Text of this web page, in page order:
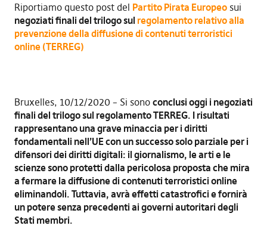
Riportiamo questo post del Partito Pirata Europeosui
negoziati finali del trilogo sul regolamento relativo alla
prevenzione della diffusione di contenuti terroristici
online (TERREG)
Bruxelles, 10/12/2020 – Si sono conclusi oggi i negoziati
finali del trilogo sul regolamento TERREG. I risultati
rappresentano una grave minaccia per i diritti
fondamentali nell’UE con un successo solo parziale per i
difensori dei diritti digitali: il giornalismo, le arti e le
scienze sono protetti dalla pericolosa proposta che mira
a fermare la diffusione di contenuti terroristici online
eliminandoli. Tuttavia, avrà effetti catastrofici e fornirà
un potere senza precedenti ai governi autoritari degli
Stati membri.